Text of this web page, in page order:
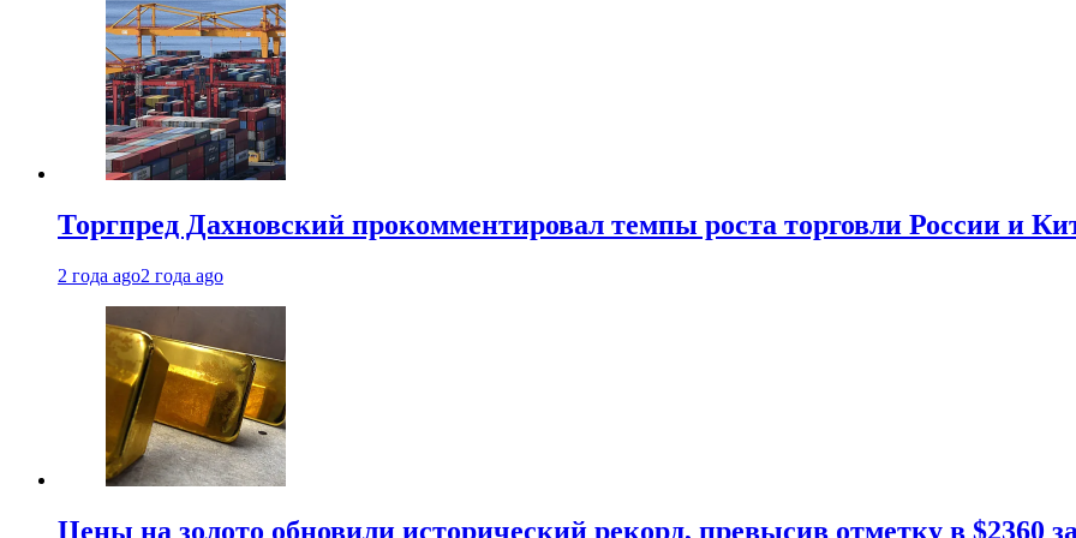
Торгпред Дахновский прокомментировал темпы роста торговли России и
2 года ago2 года ago
Цены на золото обновили исторический рекорд, превысив отметку в $2360